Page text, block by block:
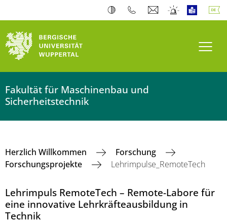
Fakultät für Maschinenbau und
Sicherheitstechnik
Herzlich Willkommen
Forschung
Forschungsprojekte
Lehrimpulse_RemoteTech
Lehrimpuls RemoteTech – Remote-Labore für
eine innovative Lehrkräfteausbildung in
Technik